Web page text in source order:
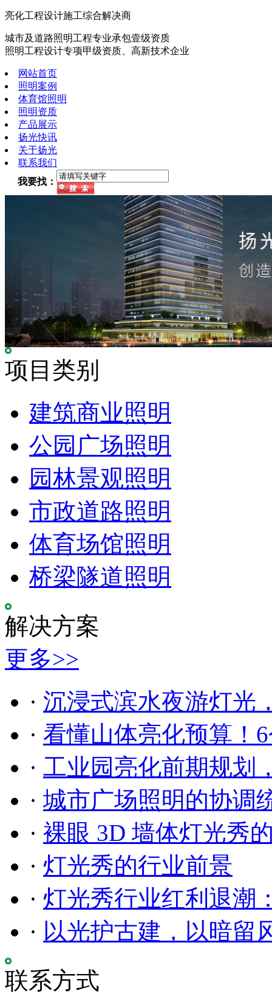
亮化工程设计施工综合解决商
城市及道路照明工程专业承包壹级资质
照明工程设计专项甲级资质、高新技术企业
网站首页
照明案例
体育馆照明
照明资质
产品展示
扬光快讯
关于扬光
联系我们
我要找：
项目类别
建筑商业照明
公园广场照明
园林景观照明
市政道路照明
体育场馆照明
桥梁隧道照明
解决方案
更多>>
· 沉浸式滨水夜游灯光
· 看懂山体亮化预算！
· 工业园亮化前期规划
· 城市广场照明的协调
· 裸眼 3D 墙体灯光秀
· 灯光秀的行业前景
· 灯光秀行业红利退潮
· 以光护古建，以暗留
联系方式